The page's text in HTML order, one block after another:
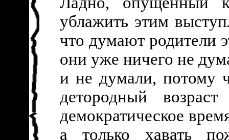
ублажить этим
что думают родители
они уже ничего не
и не думали, потому
детородный
демократическое
а только хавать